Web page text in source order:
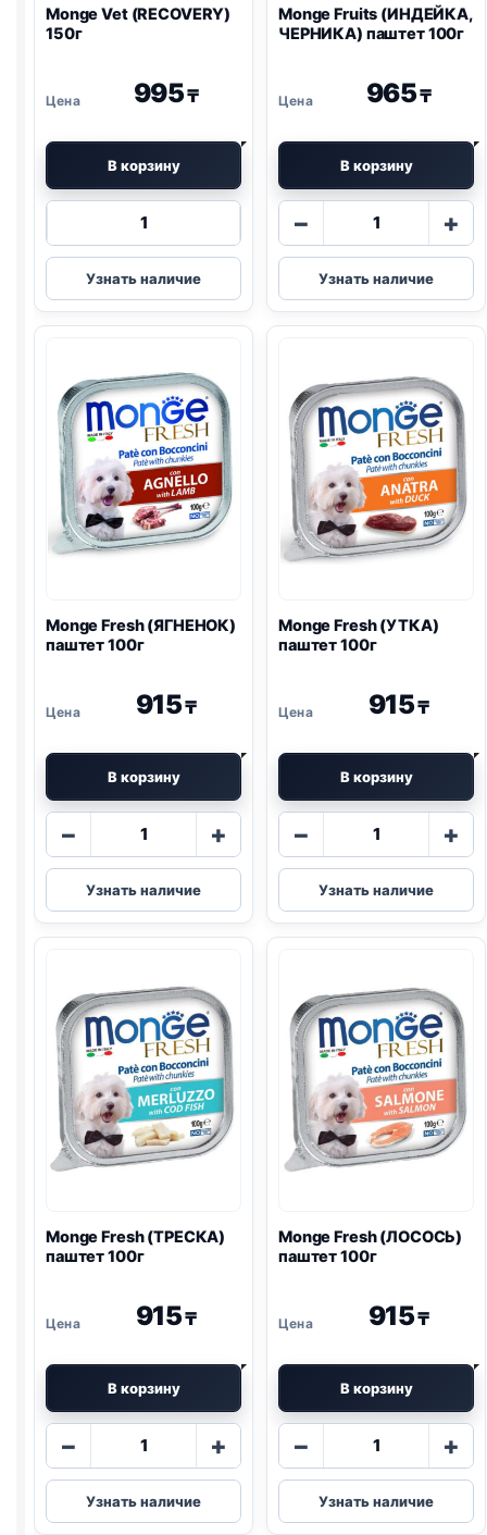
Monge Vet (RECOVERY)
150г
995₸
В корзину
Количество
Monge
Vet
(RECOVERY)
Узнать наличие
Monge Fruits (ИНДЕЙКА,
ЧЕРНИКА) паштет 100г
965₸
В корзину
−
Количество
Monge
Fruits
(ИНДЕЙКА,
100г
+
Узнать наличие
Monge Fresh (ЯГНЕНОК)
паштет 100г
915₸
В корзину
−
Количество
Monge
Fresh
(ЯГНЕНОК)
+
Узнать наличие
Monge Fresh (УТКА)
паштет 100г
915₸
В корзину
−
Количество
Monge
Fresh
(УТКА)
+
Узнать наличие
Monge Fresh (ТРЕСКА)
паштет 100г
915₸
В корзину
−
Количество
Monge
Fresh
+
Узнать наличие
Monge Fresh (ЛОСОСЬ)
паштет 100г
915₸
В корзину
−
Количество
Monge
Fresh
+
Узнать наличие